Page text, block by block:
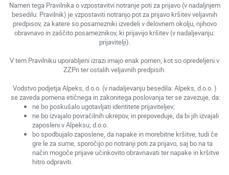
Namen tega Pravilnika o vzpostavitvi notranje poti za prijavo (v nadaljnjem
besedilu: Pravilnik) je vzpostaviti notranjo pot za prijavo kršitev veljavnih
predpisov, za katere so posamezniki izvedeli v delovnem okolju, njihovo
obravnavo in zaščito posameznikov, ki prijavijo kršitev (v nadaljevanju:
prijavitelji).
V tem Pravilniku uporabljeni izrazi imajo enak pomen, kot so opredeljeni v
ZZPri ter ostalih veljavnih predpisih.
Vodstvo podjetja Alpeks, d.o.o. (v nadaljevanju besedila: Alpeks, d.o.o. )
se zaveda pomena etičnega in zakonitega poslovanja ter se zavezuje, da:
ne bo poskušalo ugotavljati identitete prijaviteljev;
ne bo izvajalo povračilnih ukrepov, in prepoveduje, da bi jih izvajali
zaposleni v Alpeksu, d.o.o.
bo spodbujalo zaposlene, da napake in morebitne kršitve, tudi če
gre le za sume, sporočijo po notranji poti za prijavo, saj bo na ta
način mogoče prijave učinkovito obravnavati ter napake in kršitve
hitro odpraviti.